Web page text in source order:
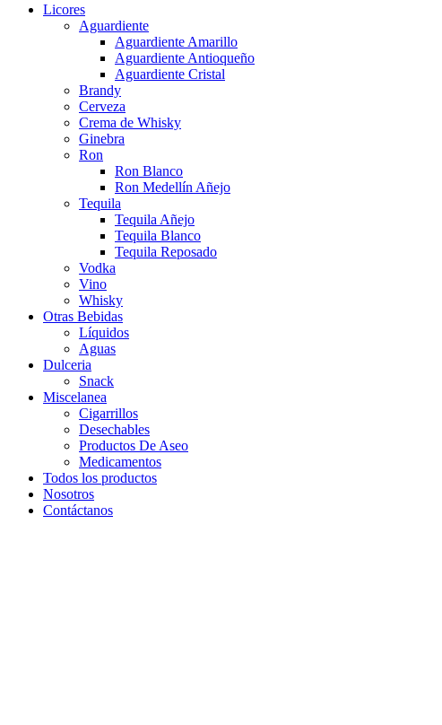
Licores
Aguardiente
Aguardiente Amarillo
Aguardiente Antioqueño
Aguardiente Cristal
Brandy
Cerveza
Crema de Whisky
Ginebra
Ron
Ron Blanco
Ron Medellín Añejo
Tequila
Tequila Añejo
Tequila Blanco
Tequila Reposado
Vodka
Vino
Whisky
Otras Bebidas
Líquidos
Aguas
Dulceria
Snack
Miscelanea
Cigarrillos
Desechables
Productos De Aseo
Medicamentos
Todos los productos
Nosotros
Contáctanos